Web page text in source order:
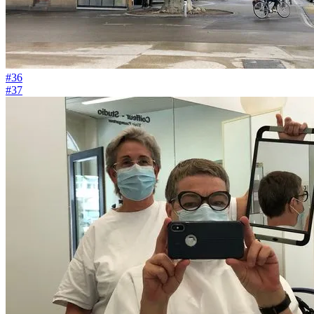
#36
#37